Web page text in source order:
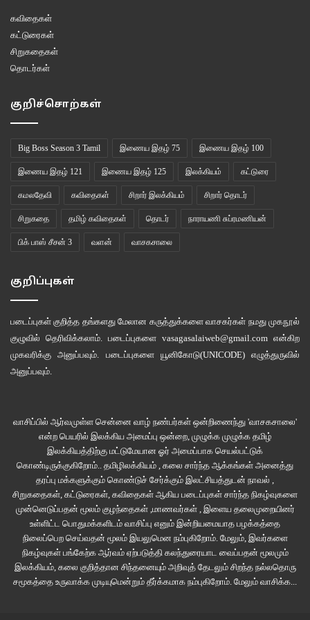
மறுத்து விட்டான் கந்தன்
மூன்றாவது முறை மூழ்கியே
முற்றும் தேய்ந்த கோடரியை
மகிழ்ந்து ஏற்றான் கந்தனே!
பேராசை அற்ற குணத்தினால்
தந்து விட்டு மறைந்தது…!
நீதி: தன்பொருள் மட்டும் கொள்வோர்க்கு,தானாய் செல்வம் சேர்ந்திடும்..
நல்லாசிரியர் அனுமா
கவிதைகள்
கட்டுரைகள்
சிறுகதைகள்
தொடர்கள்
குறிச்சொற்கள்
Big Boss Season 3 Tamil இணைய இதழ் 75 இணைய இதழ் 100
இணைய இதழ் 121 இணைய இதழ் 125 இலக்கியம் கட்டுரை
கமலதேவி கவிதைகள் சிறார் இலக்கியம் சிறார் தொடர்
சிறுகதை தமிழ் கவிதைகள் தொடர் நாராயணி சுப்ரமணியன்
பிக் பாஸ் சீசன் 3 வளன் வாசகசாலை
குறிப்புகள்
படைப்புகள் குறித்த தங்களது மேலான கருத்துக்களை வாசகர்கள் நமது முகநூல்
குழுவில் தெரிவிக்கலாம். படைப்புகளை vasagasalaiweb@gmail.com என்கிற
முகவரிக்கு அனுப்பவும். படைப்புகளை யூனிகோடு(UNICODE)எழுத்துருவில்
அனுப்பவும்.
வாசிப்பில் ஆர்வமுள்ள சென்னை வாழ் நண்பர்கள் ஒன்றிணைந்து 'வாசகசாலை'
என்ற பெயரில் இலக்கிய அமைப்பு ஒன்றை, முழுக்க முழுக்க தமிழ்
இலக்கியத்திற்கு மட்டுமேயான ஓர் அமைப்பாக செயல்பட்டுக்
கொண்டிருக்குகிறோம்.. தமிழிலக்கியம் , கலை சார்ந்த ஆக்கங்கள் அனைத்து
தரப்பு மக்களுக்கும் கொண்டுச் சேர்க்கும் இலட்சியத்துடன் நாவல் ,
சிறுகதைகள், கட்டுரைகள், கவிதைகள் ஆகிய படைப்புகள் சார்ந்த நிகழ்வுகளை
முன்னெடுப்பதன் மூலம் குழந்தைகள் ,மாணவர்கள் , இளைய தலைமுறையினர்
உள்ளிட்ட பொதுமக்களிடம் வாசிப்பு எனும் இன்றியமையாத பழக்கத்தை
நிலைப்பெற செய்வதன் மூலம் இயலுமென நம்புகிறோம். மேலும், இவர்களை
நிகழ்வுகள் பங்கேற்க ஆர்வம் ஏற்படுத்தி கலந்துரையாட வைப்பதன் மூலமும்
இலக்கியம், கலை குறித்தான சிந்தனையும் அறிவுத் தேடலும் சிறந்த நல்லதொரு
சமூகத்தை உருவாக்க முடியுமென்றும் தீர்க்கமாக நம்புகிறோம். மேலும் வாசிக்க...